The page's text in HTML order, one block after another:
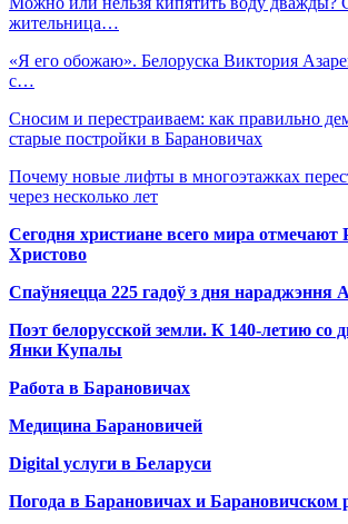
жительница…
«Я его обожаю». Белоруска Виктория
с…
Сносим и перестраиваем: как правильно
старые постройки в Барановичах
Почему новые лифты в многоэтажках
через несколько лет
Сегодня христиане всего мира отмечают
Христово
Спаўняецца 225 гадоў з дня нараджэння
Поэт белорусской земли. К 140-летию со
Янки Купалы
Работа в Барановичах
Медицина Барановичей
Digital услуги в Беларуси
Погода в Барановичах и Барановичском